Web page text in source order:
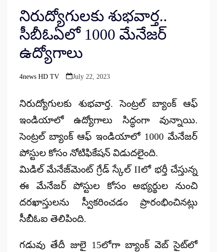
నిరుద్యోగులకు శుభవార్త..
సీబీఓఏలో 1000 మేనేజర్
ఉద్యోగాలు
Posted
4news HD TV July 22, 2023
నిరుద్యోగులకు శుభవార్త. సెంట్రల్ బ్యాంక్ ఆఫ్
ఇండియాలో ఉద్యోగాలు సిద్ధంగా వున్నాయి.
సెంట్రల్ బ్యాంక్ ఆఫ్ ఇండియాలో 1000 మేనేజర్
పోస్టుల కోసం నోటిఫికేషన్ విడుదలైంది.
మిడిల్ మేనేజ్‌మెంట్ గ్రేడ్ స్కేల్ IIలో భర్తీ చేస్తున్న
ఈ మేనేజర్ పోస్టుల కోసం అభ్యర్థుల నుంచి
దరఖాస్తులను స్వీకరించడం ప్రారంభించినట్లు
సీబీఓఐ తెలిపింది.
గడువు తేదీ జులై 15లోగా బ్యాంక్ వెబ్ సైట్‌లో